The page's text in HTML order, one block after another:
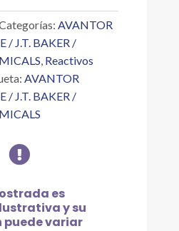
AVANTOR
/ J.T. BAKER /
, Reactivos
AVANTOR
/ J.T. BAKER /

es
y su
puede variar